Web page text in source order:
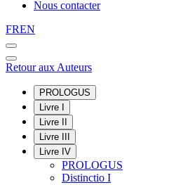
Nous contacter
FREN
Retour aux Auteurs
PROLOGUS
Livre I
Livre II
Livre III
Livre IV
PROLOGUS
Distinctio I